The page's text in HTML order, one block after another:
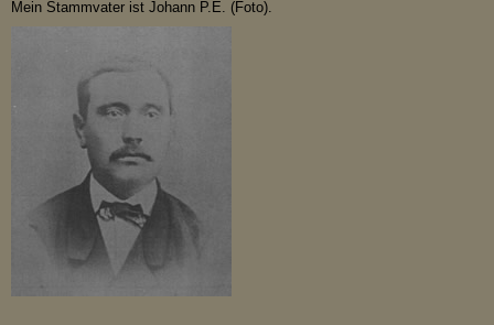
Mein Stammvater ist Johann P.E. (Foto).